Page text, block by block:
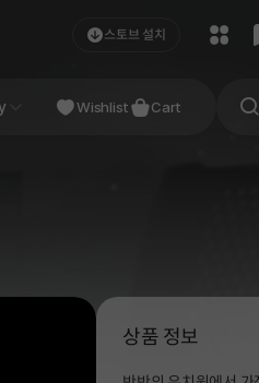
스토브 설치
Studio
Wishlist Cart
상품 정보